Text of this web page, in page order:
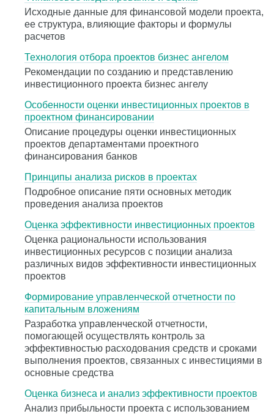
Исходные данные для финансовой модели проекта,
ее структура, влияющие факторы и формулы
расчетов
Технология отбора проектов бизнес ангелом
Рекомендации по созданию и представлению
инвестиционного проекта бизнес ангелу
Особенности оценки инвестиционных проектов в
проектном финансировании
Описание процедуры оценки инвестиционных
проектов департаментами проектного
финансирования банков
Принципы анализа рисков в проектах
Подробное описание пяти основных методик
проведения анализа проектов
Оценка эффективности инвестиционных проектов
Оценка рациональности использования
инвестиционных ресурсов с позиции анализа
различных видов эффективности инвестиционных
проектов
Формирование управленческой отчетности по
капитальным вложениям
Разработка управленческой отчетности,
помогающей осуществлять контроль за
эффективностью расходования средств и сроками
выполнения проектов, связанных с инвестициями в
основные средства
Оценка бизнеса и анализ эффективности проектов
Анализ прибыльности проекта с использованием